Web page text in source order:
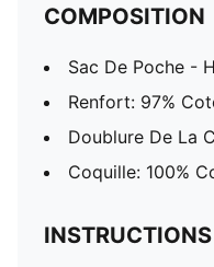
COMPOSITION
Sac De Poche -
Renfort: 97%
Doublure De La
Coquille: 100%